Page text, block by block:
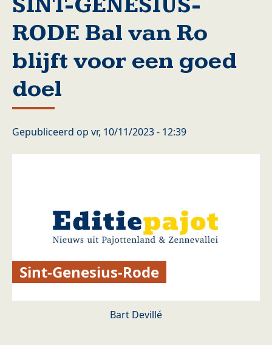
RODE Bal van Ro
blijft voor een goed
doel
Gepubliceerd op vr, 10/11/2023 - 12:39
Sint-Genesius-Rode
Bart Devillé